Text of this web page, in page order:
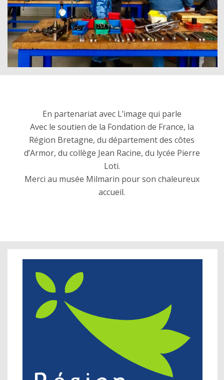
En partenariat avec L’image qui parle
Avec le soutien de la Fondation de France, la
Région Bretagne, du département des côtes
d’Armor, du collège Jean Racine, du lycée Pierre
Loti.
Merci au musée Milmarin pour son chaleureux
accueil.